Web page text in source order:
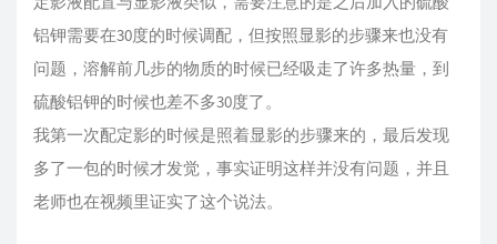
铝钾需要在30度的时候调配，但按照显影的步骤来也没有
问题，溶解前几步的物质的时候已经吸走了许多热量，到
硫酸铝钾的时候也差不多30度了。
我第一次配定影的时候是照着显影的步骤来的，最后发现
多了一包的时候才发觉，事实证明这样并没有问题，并且
老师也在视频里证实了这个说法。